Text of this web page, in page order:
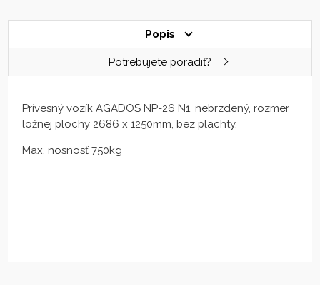
Popis
Potrebujete poradiť?
Prívesný vozík AGADOS NP-26 N1, nebrzdený, rozmer
ložnej plochy 2686 x 1250mm, bez plachty.
Max. nosnosť 750kg